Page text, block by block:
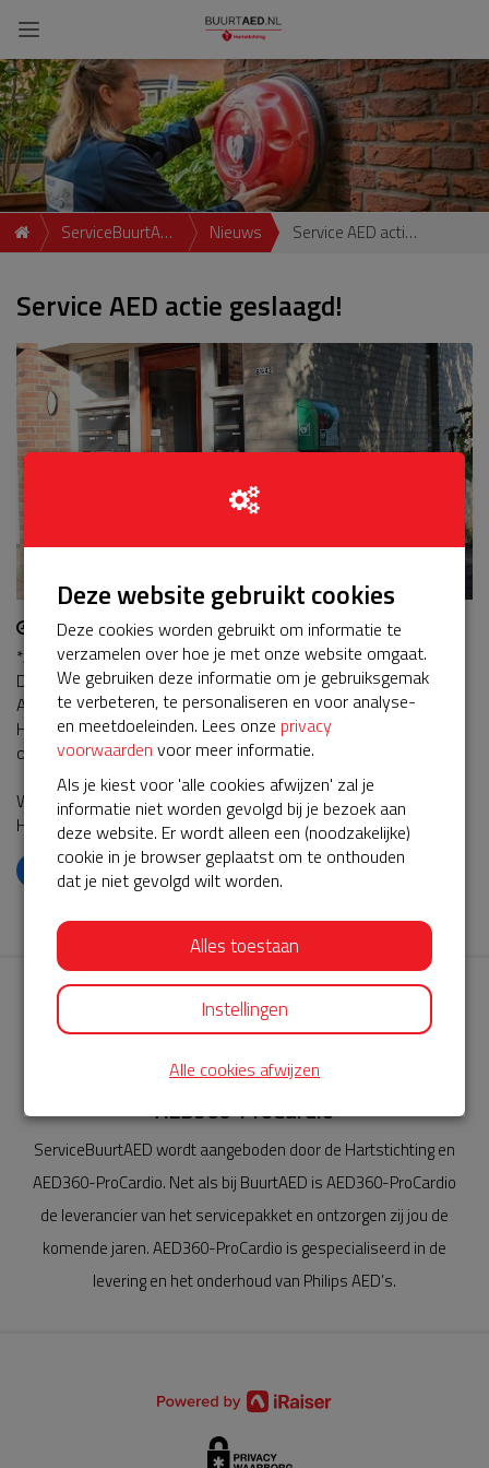
ServiceBuurtAED
ZM, Houten
Nieuws Service AED actie geslaagd!
Service AED actie geslaagd!
17-09-2023 | 16:24
*AED SERVICE ACTIE GESLAAGD*
De actie voor verlenging van het service en onderhoud op de
AED van de Drijfsteen is succesvol afgerond.
Hierdoor zijn vervangende materialen, service en onderhoud
ook voor de komende 5 jaar gegarandeerd.
Wij danken alle donateurs voor hun bijdrage aan een
HARTveilige woonomgeving ❤
𝕏
AED360-ProCardio
ServiceBuurtAED wordt aangeboden door de Hartstichting en
AED360-ProCardio. Net als bij BuurtAED is AED360-ProCardio
de leverancier van het servicepakket en ontzorgen zij jou de
komende jaren. AED360-ProCardio is gespecialiseerd in de
levering en het onderhoud van Philips AED’s.
Deze website gebruikt cookies
Deze cookies worden gebruikt om informatie te
verzamelen over hoe je met onze website omgaat.
We gebruiken deze informatie om je gebruiksgemak
te verbeteren, te personaliseren en voor analyse-
en meetdoeleinden. Lees onze privacy
voorwaarden voor meer informatie.
Als je kiest voor 'alle cookies afwijzen' zal je
informatie niet worden gevolgd bij je bezoek aan
deze website. Er wordt alleen een (noodzakelijke)
cookie in je browser geplaatst om te onthouden
dat je niet gevolgd wilt worden.
Alles toestaan
Instellingen
Alle cookies afwijzen